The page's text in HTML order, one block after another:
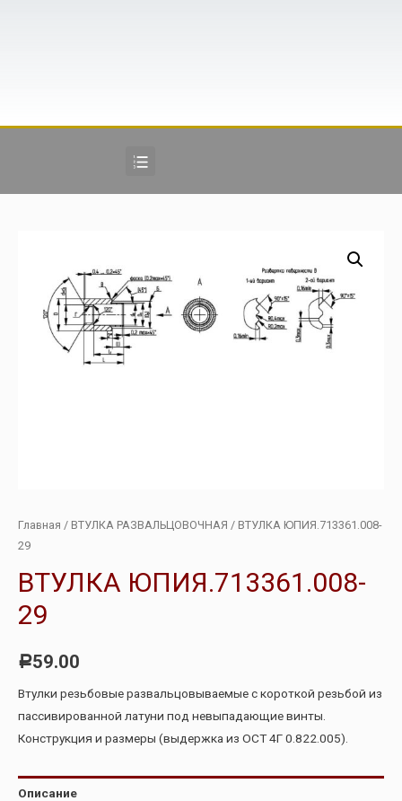
Главная / ВТУЛКА РАЗВАЛЬЦОВОЧНАЯ / ВТУЛКА ЮПИЯ.713361.008-
29
ВТУЛКА ЮПИЯ.713361.008-
29
Р59.00
Втулки резьбовые развальцовываемые с короткой резьбой из
пассивированной латуни под невыпадающие винты.
Конструкция и размеры (выдержка из ОСТ 4Г 0.822.005).
Описание